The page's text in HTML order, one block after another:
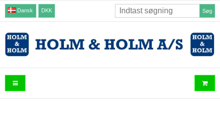
Dansk DKK Søg